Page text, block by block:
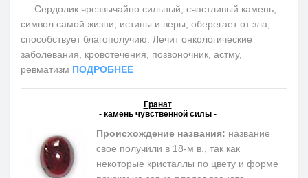
Сердолик чрезвычайно сильный, счастливый камень,
символ самой жизни, истины и веры, оберегает от зла,
способствует благополучию. Лечит онкологические
заболевания, кровотечения, позвоночник, астму,
ревматизм ПОДРОБНЕЕ
Гранат
- камень чувственной силы -
Происхождение названия: название
свое получили в 18-м в., так как
некоторые кристаллы по цвету и форме